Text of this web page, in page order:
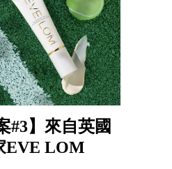
#3】來自英國
EVE LOM